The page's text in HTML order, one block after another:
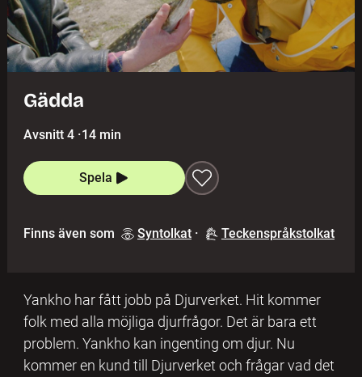
Gädda
Avsnitt 4 ·14 min
Spela
Finns även som Syntolkat · Teckenspråkstolkat
Yankho har fått jobb på Djurverket. Hit kommer
folk med alla möjliga djurfrågor. Det är bara ett
problem. Yankho kan ingenting om djur. Nu
kommer en kund till Djurverket och frågar vad det